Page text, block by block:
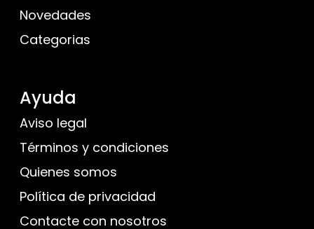
Novedades
Categorias
Ayuda
Aviso legal
Términos y condiciones
Quienes somos
Política de privacidad
Contacte con nosotros